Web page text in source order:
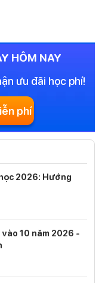
HÔM NAY
ưu đãi học phí!
phí
2026: Hướng
10 năm 2026 -